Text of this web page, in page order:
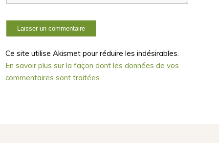
Ce site utilise Akismet pour réduire les indésirables.
En savoir plus sur la façon dont les données de vos
commentaires sont traitées.